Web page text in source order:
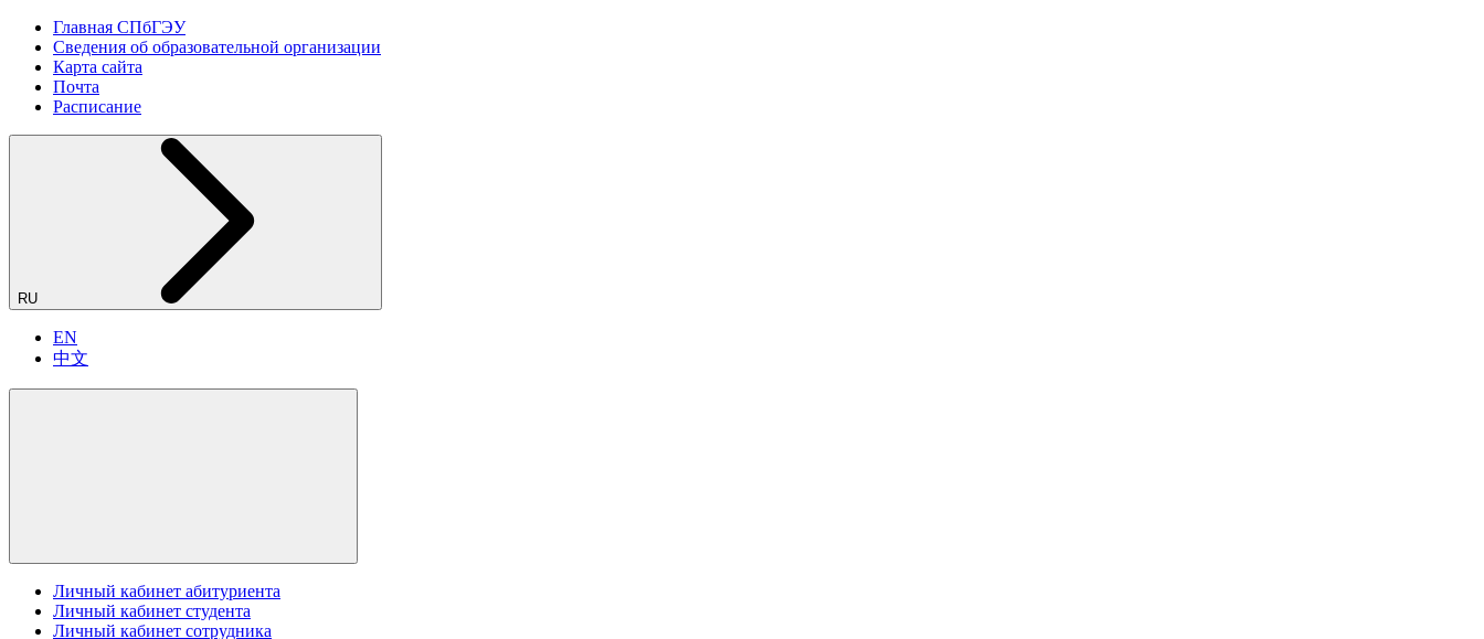
Главная СПбГЭУ
Сведения об образовательной организации
Карта сайта
Почта
Расписание
RU
EN
中文
Личный кабинет абитуриента
Личный кабинет студента
Личный кабинет сотрудника